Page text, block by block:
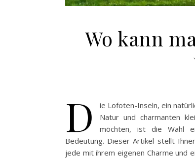
Wo kann
D
ie Lofoten-Inseln, ein
Natur und charmanten
möchten, ist die Wahl
Bedeutung. Dieser Artikel stellt
jede mit ihrem eigenen Charme und